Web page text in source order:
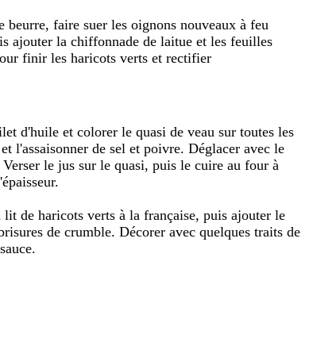
beurre, faire suer les oignons nouveaux à feu
ajouter la chiffonnade de laitue et les feuilles
finir les haricots verts et rectifier
d'huile et colorer le quasi de veau sur toutes les
l'assaisonner de sel et poivre. Déglacer avec le
le jus sur le quasi, puis le cuire au four à
de haricots verts à la française, puis ajouter le
de crumble. Décorer avec quelques traits de